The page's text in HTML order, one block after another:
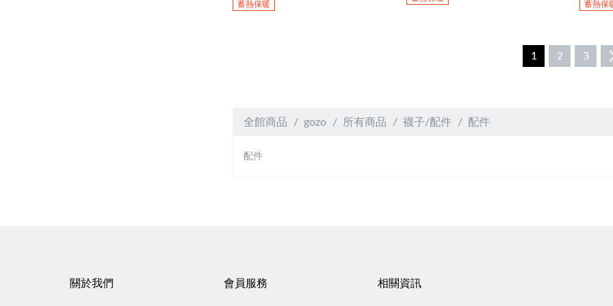
蓄熱保暖 蓄熱保
1 2 3
全館商品 gozo 所有商品 襪子/配件 配件
配件
關於我們 會員服務 相關資訊